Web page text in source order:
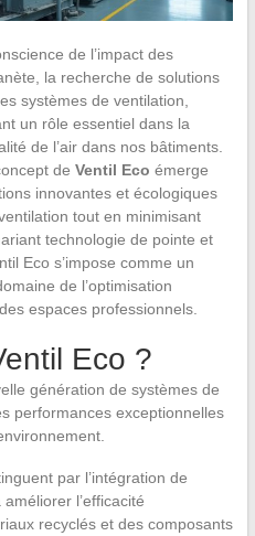
de l’impact des
la recherche de solutions
systèmes de ventilation,
un rôle essentiel dans la
de l’air dans nos bâtiments.
de Ventil Eco émerge
innovantes et écologiques
tout en minimisant
technologie de pointe et
Eco s’impose comme un
de l’optimisation
espaces professionnels.
Eco ?
génération de systèmes de
performances exceptionnelles
par l’intégration de
l’efficacité
recyclés et des composants